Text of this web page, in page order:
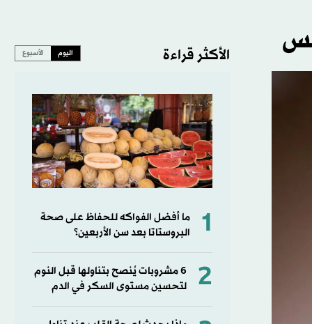
الأكثر قراءة اليوم الأسبوع
1
ما أفضل الفواكه للحفاظ على صحة
البروستاتا بعد سن الأربعين؟
2
6 مشروبات يُنصح بتناولها قبل النوم
لتحسين مستوى السكر في الدم